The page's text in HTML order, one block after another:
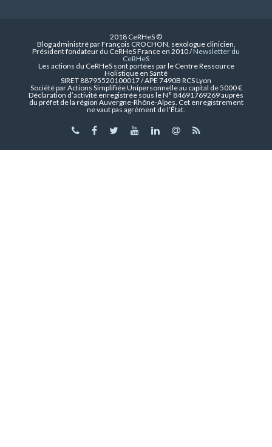
2018 CeRHeS ©
Blog administré par François CROCHON, sexologue clinicien,
Président fondateur du CeRHeS France en 2010 /Newsletter du
CeRHeS
Les actions du CeRHeS sont portées par le Centre Ressource
Holistique en Santé
SIRET 88795520100017 / APE 7490B RCS Lyon
Société par Actions Simplifiée Unipersonnelle au capital de 5000 €
Déclaration d’activité enregistrée sous le N° 84691769269 auprès
du préfet de la région Auvergne-Rhône-Alpes. Cet enregistrement
ne vaut pas agrément de l’État.